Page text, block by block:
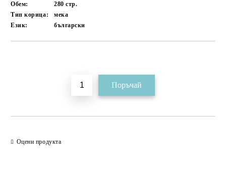
Обем:
280стр.
Тип корица:
мека
Език:
български
Оцени продукта